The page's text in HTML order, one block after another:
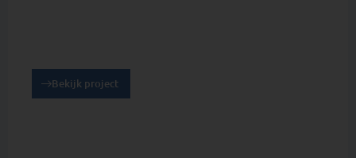
Bekijk project